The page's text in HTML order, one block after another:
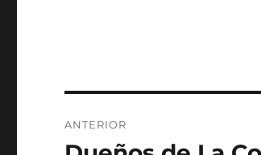
de
ANTERIOR
Entrada